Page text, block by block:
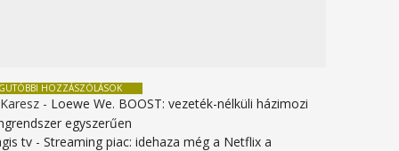
HOZZÁSZÓLÁSOK
- Loewe We. BOOST: vezeték-nélküli házimozi
egyszerűen
tv -Streaming piac: idehaza még a Netflix a